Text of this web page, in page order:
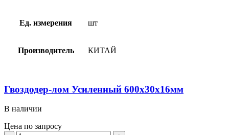
Ед. измерения шт
Производитель КИТАЙ
Гвоздодер-лом Усиленный 600х30х16мм
В наличии
Цена по запросу